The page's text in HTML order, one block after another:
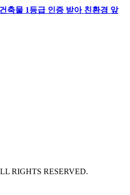
축물 1등급 인증 받아 친환경 앞
RIGHTS RESERVED.